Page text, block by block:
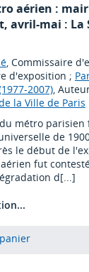
aérien :
avril-mai : La
, Commissaire
d'exposition ;
2007),
la Ville de Paris
métro
de
le début de
fut
d[...]